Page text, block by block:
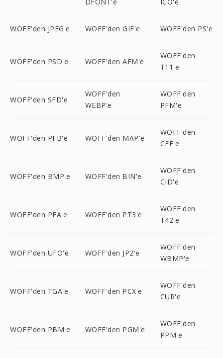
WOFF'den JPEG'e WOFF'den GIF'e WOFF'den PS'e
WOFF'den PSD'e WOFF'den AFM'e
WOFF'den
T11'e
WOFF'den SFD'e
WOFF'den
WEBP'e
WOFF'den
PFM'e
WOFF'den PFB'e WOFF'den MAP'e
WOFF'den
CFF'e
WOFF'den BMP'e WOFF'den BIN'e
WOFF'den
CID'e
WOFF'den PFA'e WOFF'den PT3'e
WOFF'den
T42'e
WOFF'den UFO'e WOFF'den JP2'e
WOFF'den
WBMP'e
WOFF'den TGA'e WOFF'den PCX'e
WOFF'den
CUR'e
WOFF'den PBM'e WOFF'den PGM'e
WOFF'den
PPM'e